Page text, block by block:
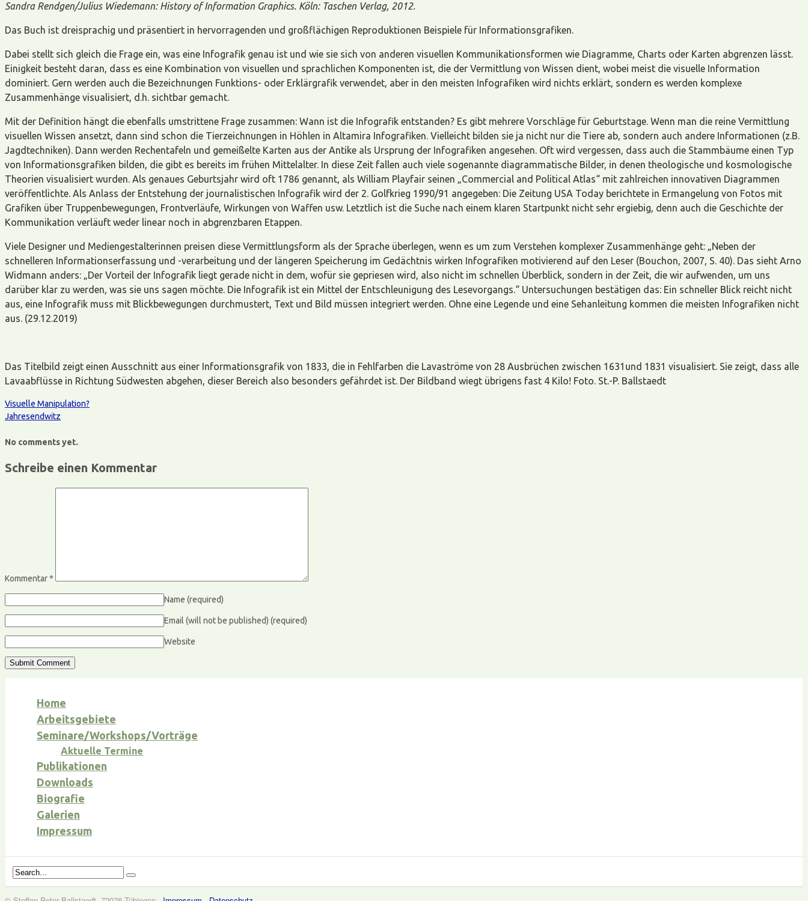
Sandra Rendgen/Julius Wiedemann: History of Information Graphics. Köln: Taschen Verlag, 2012.
Das Buch ist dreisprachig und präsentiert in hervorragenden und großflächigen Reproduktionen Beispiele für Informationsgrafiken.
Dabei stellt sich gleich die Frage ein, was eine Infografik genau ist und wie sie sich von anderen visuellen Kommunikationsformen wie Diagramme, Charts oder Karten abgrenzen lässt.
Einigkeit besteht daran, dass es eine Kombination von visuellen und sprachlichen Komponenten ist, die der Vermittlung von Wissen dient, wobei meist die visuelle Information
dominiert. Gern werden auch die Bezeichnungen Funktions- oder Erklärgrafik verwendet, aber in den meisten Infografiken wird nichts erklärt, sondern es werden komplexe
Zusammenhänge visualisiert, d.h. sichtbar gemacht.
Mit der Definition hängt die ebenfalls umstrittene Frage zusammen: Wann ist die Infografik entstanden? Es gibt mehrere Vorschläge für Geburtstage. Wenn man die reine Vermittlung
visuellen Wissen ansetzt, dann sind schon die Tierzeichnungen in Höhlen in Altamira Infografiken. Vielleicht bilden sie ja nicht nur die Tiere ab, sondern auch andere Informationen (z.B.
Jagdtechniken). Dann werden Rechentafeln und gemeißelte Karten aus der Antike als Ursprung der Infografiken angesehen. Oft wird vergessen, dass auch die Stammbäume einen Typ
von Informationsgrafiken bilden, die gibt es bereits im frühen Mittelalter. In diese Zeit fallen auch viele sogenannte diagrammatische Bilder, in denen theologische und kosmologische
Theorien visualisiert wurden. Als genaues Geburtsjahr wird oft 1786 genannt, als William Playfair seinen „Commercial and Political Atlas“ mit zahlreichen innovativen Diagrammen
veröffentlichte. Als Anlass der Entstehung der journalistischen Infografik wird der 2. Golfkrieg 1990/91 angegeben: Die Zeitung USA Today berichtete in Ermangelung von Fotos mit
Grafiken über Truppenbewegungen, Frontverläufe, Wirkungen von Waffen usw. Letztlich ist die Suche nach einem klaren Startpunkt nicht sehr ergiebig, denn auch die Geschichte der
Kommunikation verläuft weder linear noch in abgrenzbaren Etappen.
Viele Designer und Mediengestalterinnen preisen diese Vermittlungsform als der Sprache überlegen, wenn es um zum Verstehen komplexer Zusammenhänge geht: „Neben der
schnelleren Informationserfassung und -verarbeitung und der längeren Speicherung im Gedächtnis wirken Infografiken motivierend auf den Leser (Bouchon, 2007, S. 40). Das sieht Arno
Widmann anders: „Der Vorteil der Infografik liegt gerade nicht in dem, wofür sie gepriesen wird, also nicht im schnellen Überblick, sondern in der Zeit, die wir aufwenden, um uns
darüber klar zu werden, was sie uns sagen möchte. Die Infografik ist ein Mittel der Entschleunigung des Lesevorgangs.“ Untersuchungen bestätigen das: Ein schneller Blick reicht nicht
aus, eine Infografik muss mit Blickbewegungen durchmustert, Text und Bild müssen integriert werden. Ohne eine Legende und eine Sehanleitung kommen die meisten Infografiken nicht
aus. (29.12.2019)
Das Titelbild zeigt einen Ausschnitt aus einer Informationsgrafik von 1833, die in Fehlfarben die Lavaströme von 28 Ausbrüchen zwischen 1631und 1831 visualisiert. Sie zeigt, dass alle
Lavaabflüsse in Richtung Südwesten abgehen, dieser Bereich also besonders gefährdet ist. Der Bildband wiegt übrigens fast 4 Kilo! Foto. St.-P. Ballstaedt
Visuelle Manipulation?
Jahresendwitz
No comments yet.
Schreibe einen Kommentar
Kommentar*
Name (required)
Email (will not be published) (required)
Website
Home
Arbeitsgebiete
Seminare/Workshops/Vorträge
Aktuelle Termine
Publikationen
Downloads
Biografie
Galerien
Impressum